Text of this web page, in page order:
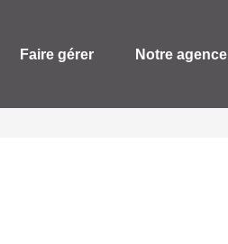
Faire gérer Notre agence